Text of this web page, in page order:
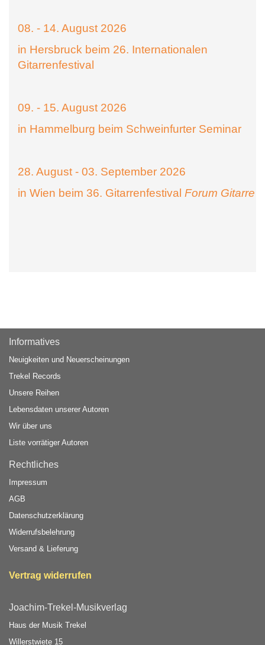
08. - 14. August 2026
in Hersbruck beim 26. Internationalen
Gitarrenfestival
09. - 15. August 2026
in Hammelburg beim Schweinfurter Seminar
28. August - 03. September 2026
in Wien beim 36. Gitarrenfestival Forum Gitarre
Informatives
Neuigkeiten und Neuerscheinungen
Trekel Records
Unsere Reihen
Lebensdaten unserer Autoren
Wir über uns
Liste vorrätiger Autoren
Rechtliches
Impressum
AGB
Datenschutzerklärung
Widerrufsbelehrung
Versand & Lieferung
Vertrag widerrufen
Joachim-Trekel-Musikverlag
Haus der Musik Trekel
Willerstwiete 15